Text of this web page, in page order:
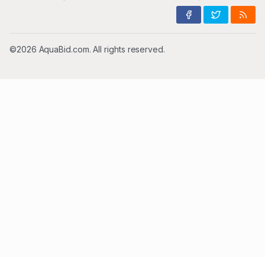
©2026 AquaBid.com. All rights reserved.